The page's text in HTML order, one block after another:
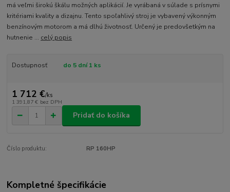
má veľmi širokú škálu možných aplikácií. Je vyrábaná v súlade s prísnymi
kritériami kvality a dizajnu. Tento spoľahlivý stroj je vybavený výkonným
benzínovým motorom a má dlhú životnosť. Určený je predovšetkým na
hutnenie ... celý popis
Dostupnosť do 5 dní 1 ks
1 712 €/ks
1 391,87 € bez DPH
Pridať do košíka
Číslo produktu: RP 160HP
Kompletné špecifikácie